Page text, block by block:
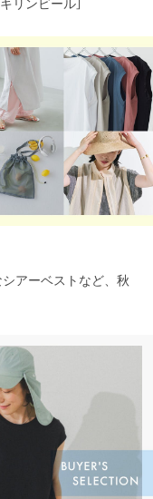
リンビール］
アーベストなど、秋